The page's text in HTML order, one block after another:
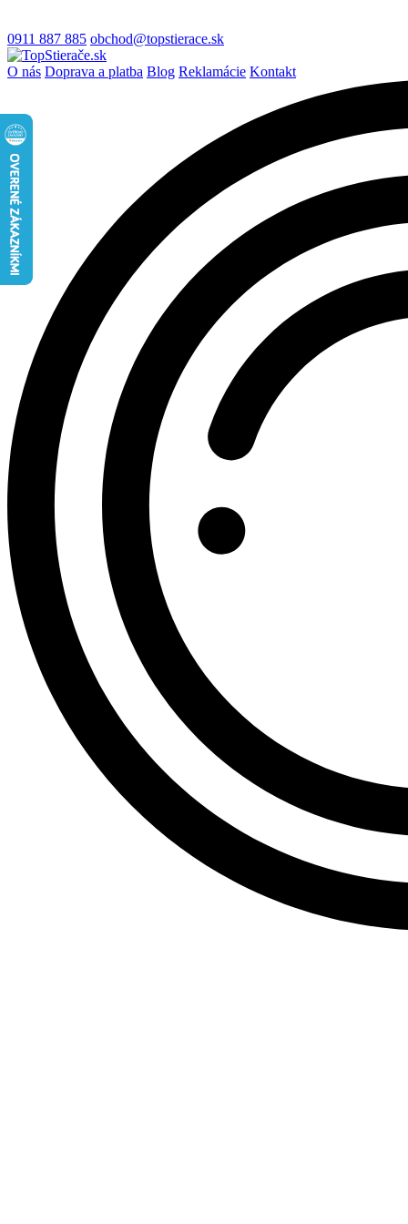
0911 887 885 obchod@topstierace.sk
O nás Doprava a platba Blog Reklamácie Kontakt